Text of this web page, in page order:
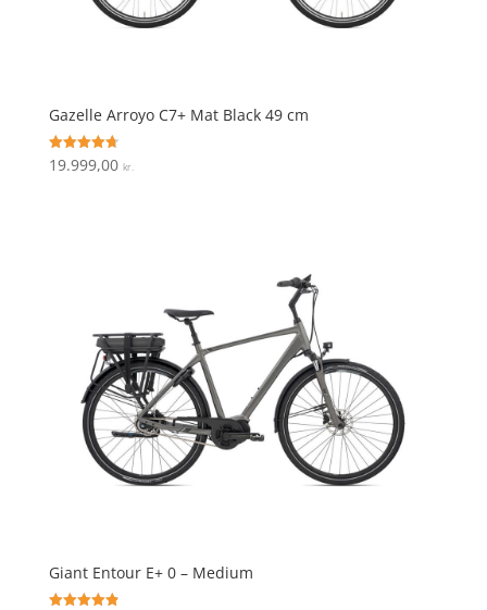
Gazelle Arroyo C7+ Mat Black 49 cm
Vurderet
4.7
19.999,00 kr.
Giant Entour E+ 0 – Medium